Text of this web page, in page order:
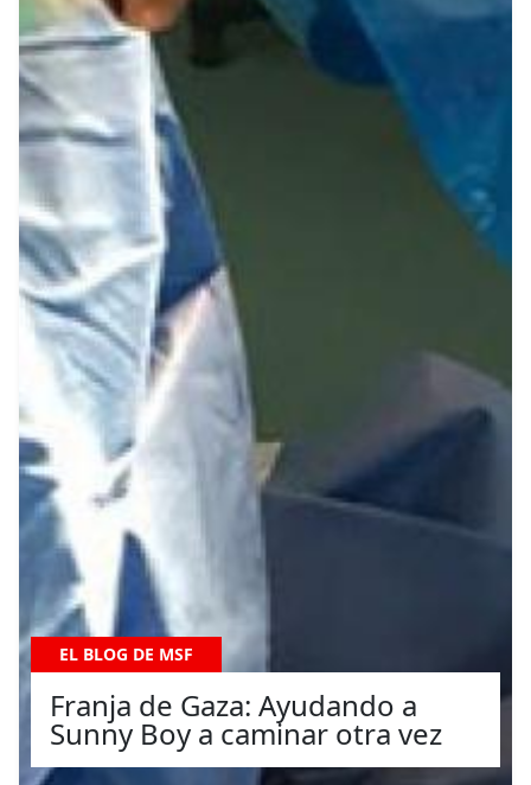
EL BLOG DE MSF
Franja de Gaza: Ayudando a
Sunny Boy a caminar otra vez